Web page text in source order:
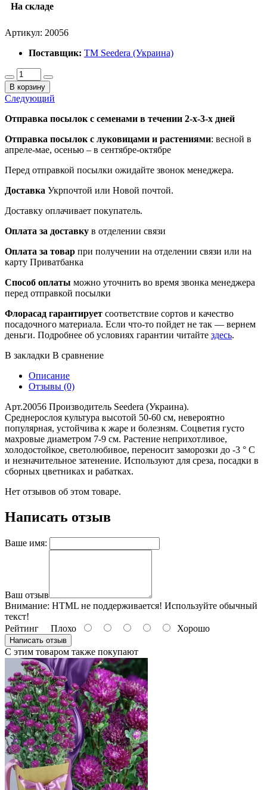
На складе
Артикул: 20056
Поставщик: ТМ Seedera (Украина)
В корзину
Следующий
Отправка посылок с семенами в течении 2-х-3-х дней
Отправка посылок с луковицами и растениями: весной в
апреле-мае, осенью – в сентябре-октябре
Перед отправкой посылки ожидайте звонок менеджера.
Доставка Укрпочтой или Новой почтой.
Доставку оплачивает покупатель.
Оплата за доставку в отделении связи
Оплата за товар при получении на отделении связи или на
карту Приватбанка
Способ оплаты можно уточнить во время звонка менеджера
перед отправкой посылки
Флорасад гарантирует соответствие сортов и качество
посадочного материала. Если что-то пойдет не так — вернем
деньги. Подробнее об условиях гарантии читайте здесь.
В закладки В сравнение
Описание
Отзывы (0)
Арт.20056 Производитель Seedera (Украина).
Среднерослоя культура высотой 50-60 см, невероятно
популярная, устойчива к жаре и болезням. Соцветия густо
махровые диаметром 7-9 см. Растение неприхотливое,
холодостойкое, светолюбивое, переносит заморозки до -3 ° С
и незначительное затенение. Используют для среза, посадки в
сборных цветниках и рабатках.
Нет отзывов об этом товаре.
Написать отзыв
Ваше имя:
Ваш отзыв
Внимание: HTML не поддерживается! Используйте обычный
текст!
Рейтинг Плохо Хорошо
Написать отзыв
С этим товаром также покупают